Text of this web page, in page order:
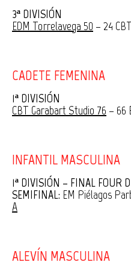
3ª DIVISIÓN
EDM Torrelavega 50 – 24
CADETE FEMENINA
1ª DIVISIÓN
CBT Garabart Studio 76 – 66
INFANTIL MASCULINA
1ª DIVISIÓN – FINAL FOUR
SEMIFINAL: EM Piélagos
A
ALEVÍN MASCULINA